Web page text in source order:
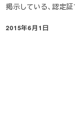
掲示している、認定
投稿日
2015年6月1日